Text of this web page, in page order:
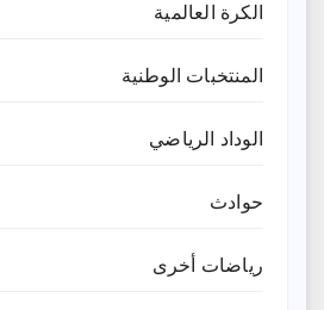
الكرة العالمية
المنتخبات الوطنية
الوداد الرياضي
حوادث
رياضات أخرى